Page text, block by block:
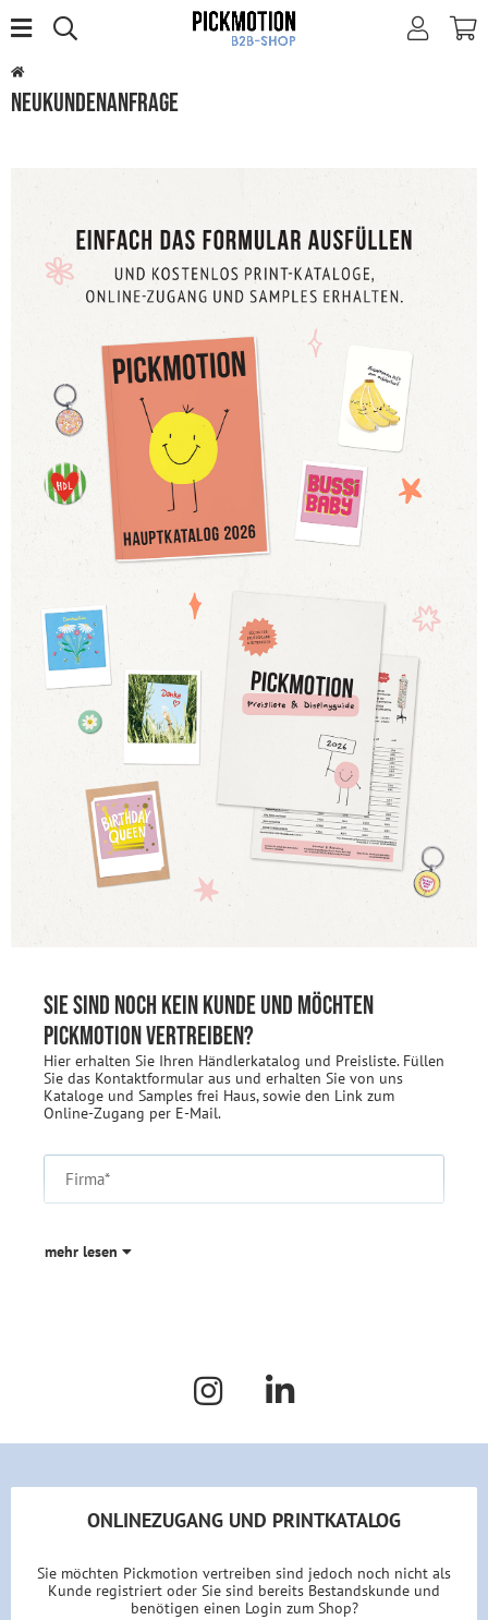
Neukundenanfrage
Sie sind noch kein Kunde und möchten
Pickmotion vertreiben?
Hier erhalten Sie Ihren Händlerkatalog und Preisliste. Füllen
Sie das Kontaktformular aus und erhalten Sie von uns
Kataloge und Samples frei Haus, sowie den Link zum
Online-Zugang per E-Mail.
Firma*
mehr lesen
ONLINEZUGANG UND PRINTKATALOG
Sie möchten Pickmotion vertreiben sind jedoch noch nicht als
Kunde registriert oder Sie sind bereits Bestandskunde und
benötigen einen Login zum Shop?